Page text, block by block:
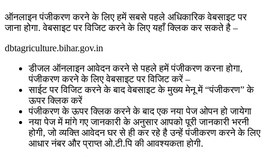
ऑनलाइन पंजीकरण करने के लिए हमें सबसे पहले अधिकारिक वेबसाइट पर
जाना होगा. वेबसाइट पर विजिट करने के लिए यहाँ क्लिक कर सकते है –
dbtagriculture.bihar.gov.in
डीजल ऑनलाइन आवेदन करने से पहले हमें पंजीकरण करना होगा,
पंजीकरण करने के लिए वेबसाइट पर विजिट करें –
साईट पर विजिट करने के बाद वेबसाइट के मुख्य मेनू में “पंजीकरण” के
ऊपर क्लिक करें
पंजीकरण के ऊपर क्लिक करने के बाद एक नया पेज ओपन हो जायेगा
नया पेज में मांगे गए जानकारी के अनुसार आपको पूरी जानकारी भरनी
होगी, जो व्यक्ति आवेदन घर से ही कर रहे है उन्हें पंजीकरण करने के लिए
आधार नंबर और प्राप्त ओ.टी.पि की आवश्यकता होगी.